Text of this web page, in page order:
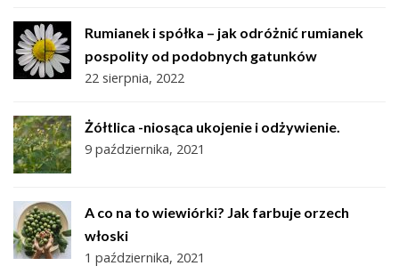
Rumianek i spółka – jak odróżnić rumianek
pospolity od podobnych gatunków
22 sierpnia, 2022
Żółtlica -niosąca ukojenie i odżywienie.
9 października, 2021
A co na to wiewiórki? Jak farbuje orzech
włoski
1 października, 2021